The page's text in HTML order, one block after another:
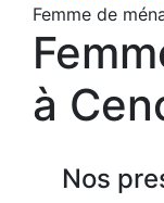
Femme de
à
Nos